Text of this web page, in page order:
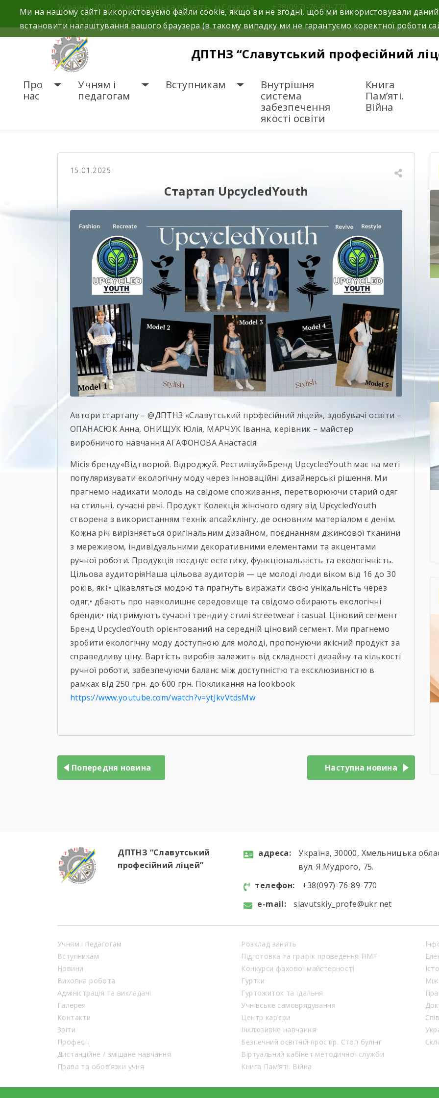
Україна, 30000, Хмельницька область, м.Славута
вул. Я.Мудрого, 75.
+38(097)-76-89-770
ДПТНЗ “Славутський професійний
Про
нас
Учням і
педагогам
Вступникам
Внутрішня
система
забезпечення
якості освіти
Книга
Пам’яті.
Війна
Стартап UpcycledYouth
15.01.2025
Стартап UpcycledYouth
Автори стартапу – @ДПТНЗ «Славутський професійний ліцей», здобувачі освіти –
ОПАНАСЮК Анна, ОНИЩУК Юлія, МАРЧУК Іванна, керівник – майстер
виробничого навчання АГАФОНОВА Анастасія.
Місія бренду«Відтворюй. Відроджуй. Рестилізуй»Бренд UpcycledYouth має на меті
популяризувати екологічну моду через інноваційні дизайнерські рішення. Ми
прагнемо надихати молодь на свідоме споживання, перетворюючи старий одяг
на стильні, сучасні речі. Продукт Колекція жіночого одягу від UpcycledYouth
створена з використанням технік апсайклінгу, де основним матеріалом є денім.
Кожна річ вирізняється оригінальним дизайном, поєднанням джинсової тканини
з мереживом, індивідуальними декоративними елементами та акцентами
ручної роботи. Продукція поєднує естетику, функціональність та екологічність.
Цільова аудиторіяНаша цільова аудиторія — це молоді люди віком від 16 до 30
років, які:• цікавляться модою та прагнуть виражати свою унікальність через
одяг;• дбають про навколишнє середовище та свідомо обирають екологічні
бренди;• підтримують сучасні тренди у стилі streetwear і casual. Ціновий сегмент
Бренд UpcycledYouth орієнтований на середній ціновий сегмент. Ми прагнемо
зробити екологічну моду доступною для молоді, пропонуючи якісний продукт за
справедливу ціну. Вартість виробів залежить від складності дизайну та кількості
ручної роботи, забезпечуючи баланс між доступністю та ексклюзивністю в
рамках від 250 грн. до 600 грн. Покликання на lookbook
https://www.youtube.com/watch?v=ytJkvVtdsMw
Попередня новина Наступна новина
Ми на нашому сайті використовуємо файли cookie, якщо ви не згодні, щоб ми використовували
встановити налаштування вашого браузера (в такому випадку ми не гарантуємо коректної роботи
ДПТНЗ “Славутський
професійний ліцей”
aдресa:
Україна, 30000, Хмельницька
вул. Я.Мудрого, 75.
телефон:
+38(097)-76-89-770
e-mail:
slavutskiy_profe@ukr.net
Учням і педагогам
Вступникам
Новини
Виховна робота
Адміністрація та викладачі
Галерея
Контакти
Звіти
Професії
Дистанційне / змішане навчання
Права та обов’язки учня
Розклад занять
Підготовка та графік проведення НМТ
Конкурси фахової майстерності
Гуртки
Гуртожиток та їдальня
Учнівське самоврядування
Центр кар’єри
Інклюзивне навчання
Безпечний освітній простір. Стоп булінг
Віртуальний кабінет методичної служби
Книга Пам’яті. Війна